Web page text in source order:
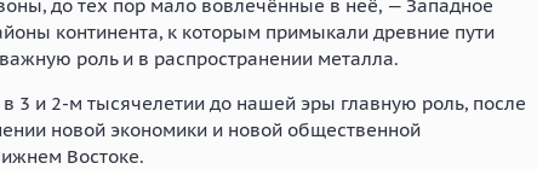
до тех пор мало вовлечённые в неё, — Западное
континента, к которым примыкали древние пути
роль и в распространении металла.
в 3 и 2-м тысячелетии до нашей эры главную роль, после
новой экономики и новой общественной
Востоке.